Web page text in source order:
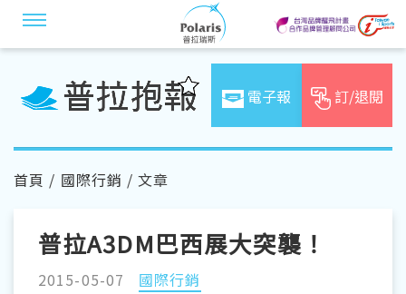
電子報 訂/退閱
首頁 / 國際行銷 / 文章
普拉A3DM巴西展大突襲！
2015-05-07 國際行銷